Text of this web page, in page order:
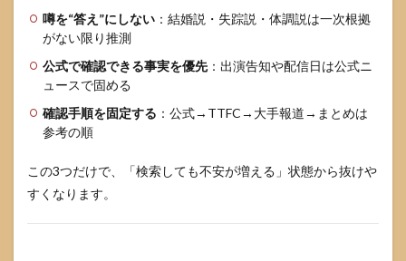
噂を“答え”にしない ：結婚説・失踪説・体調説は一次根拠
がない限り推測
公式で確認できる事実を優先：出演告知や配信日は公式ニ
ュースで固める
確認手順を固定する ：公式→TTFC→大手報道→まとめは
参考の順
この3つだけで、「検索しても不安が増える」状態から抜けや
すくなります。